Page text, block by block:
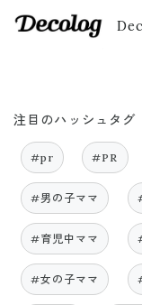
注目のハッシュタグ
#pr #PR
#男の子ママ
#育児中ママ
#女の子ママ